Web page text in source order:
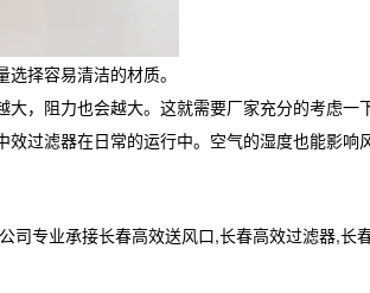
择容易清洁的材质。
，阻力也会越大。这就需要厂家充分的考虑一
过滤器在日常的运行中。空气的湿度也能影
专业承接长春高效送风口,长春高效过滤器,长